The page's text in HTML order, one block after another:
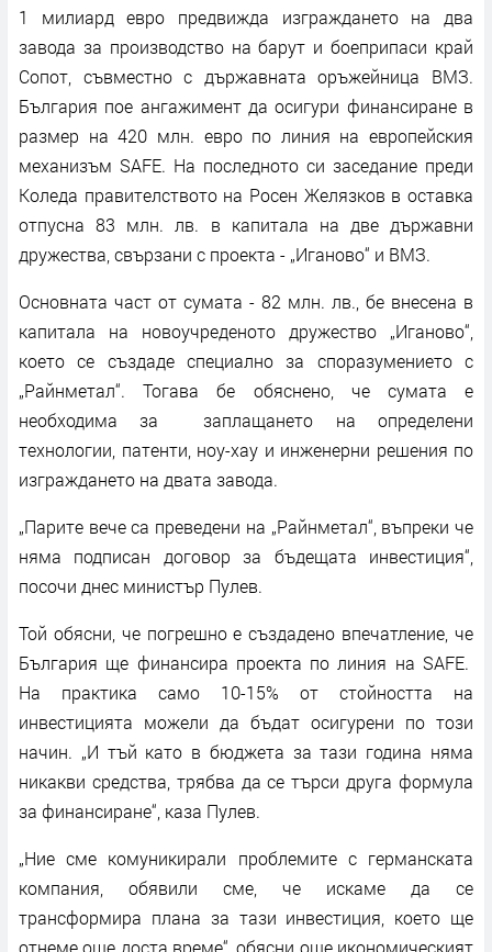
1 милиард евро предвижда изграждането на два
завода за производство на барут и боеприпаси край
Сопот, съвместно с държавната оръжейница ВМЗ.
България пое ангажимент да осигури финансиране в
размер на 420 млн. евро по линия на европейския
механизъм SAFE. На последното си заседание преди
Коледа правителството на Росен Желязков в оставка
отпусна 83 млн. лв. в капитала на две държавни
дружества, свързани с проекта - „Иганово“ и ВМЗ.
Основната част от сумата - 82 млн. лв., бе внесена в
капитала на новоучреденото дружество „Иганово“,
което се създаде специално за споразумението с
„Райнметал“. Тогава бе обяснено, че сумата е
необходима за заплащането на определени
технологии, патенти, ноу-хау и инженерни решения по
изграждането на двата завода.
„Парите вече са преведени на „Райнметал“, въпреки че
няма подписан договор за бъдещата инвестиция“,
посочи днес министър Пулев.
Той обясни, че погрешно е създадено впечатление, че
България ще финансира проекта по линия на SAFE.
На практика само 10-15% от стойността на
инвестицията можели да бъдат осигурени по този
начин. „И тъй като в бюджета за тази година няма
никакви средства, трябва да се търси друга формула
за финансиране“, каза Пулев.
„Ние сме комуникирали проблемите с германската
компания, обявили сме, че искаме да се
трансформира плана за тази инвестиция, което ще
отнеме още доста време“, обясни още икономическият